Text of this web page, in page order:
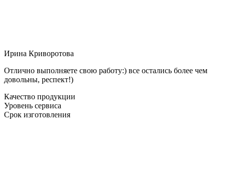
Ирина Криворотова
Отлично выполняете свою работу:) все остались более чем
довольны, респект!)
Качество продукции
Уровень сервиса
Срок изготовления